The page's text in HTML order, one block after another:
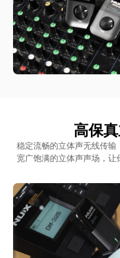
高保
稳定流畅的立体声无线传输
宽广饱满的立体声声场，